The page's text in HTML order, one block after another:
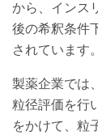
から、インス
後の希釈条件
されています。
製薬企業では
粒径評価を行
をかけて、粒